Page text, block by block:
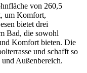
von 260,5
um Komfort,
bietet drei
Bad, die sowohl
Komfort bieten. Die
und schafft so
Außenbereich.